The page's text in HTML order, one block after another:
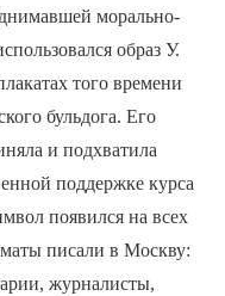
морально-
образ У.
того времени
бульдога. Его
и подхватила
поддержке курса
появился на всех
писали в Москву:
журналисты,